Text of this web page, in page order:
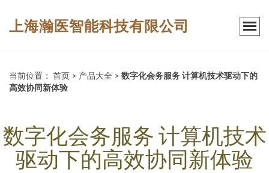
上海瀚医智能科技有限公司
当前位置： 首页 > 产品大全 > 数字化会务服务 计算机技术驱动下的
高效协同新体验
数字化会务服务 计算机技术
驱动下的高效协同新体验